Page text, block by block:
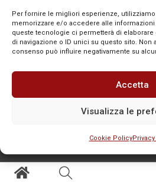
Per fornire le migliori esperienze,
memorizzare e/o accedere alle
queste tecnologie ci permetterà di
di navigazione o ID unici su questo sito. Non
consenso può influire negativamente su
Accetta
Visualizza le
Cookie Policy
indicazione. La riproduzione totale o
solo previa autorizzazione o citando
alla pagina originale, quando previsto. I
parti sono pubblicati a fini informativi e
titolari dei diritti. Se un contenuto viola
possibile segnalarlo per la verifica e
comunicazione mail all'indirizzo